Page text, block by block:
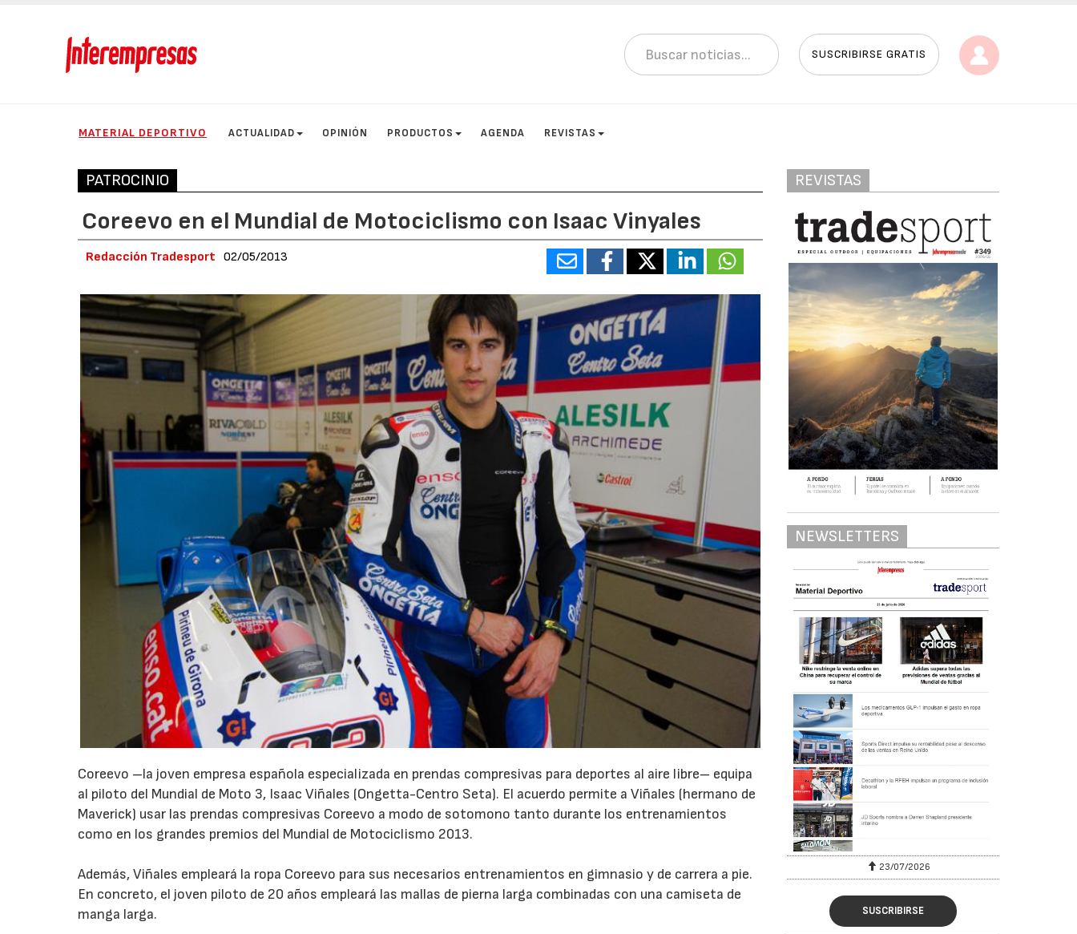
SUSCRIBIRSE GRATIS
MATERIAL DEPORTIVO ACTUALIDAD OPINIÓN PRODUCTOS AGENDA REVISTAS
PATROCINIO
Coreevo en el Mundial de Motociclismo con Isaac Vinyales
Redacción Tradesport 02/05/2013
Coreevo –la joven empresa española especializada en prendas compresivas para deportes al aire libre– equipa
al piloto del Mundial de Moto 3, Isaac Viñales (Ongetta-Centro Seta). El acuerdo permite a Viñales (hermano de
Maverick) usar las prendas compresivas Coreevo a modo de sotomono tanto durante los entrenamientos
como en los grandes premios del Mundial de Motociclismo 2013.
Además, Viñales empleará la ropa Coreevo para sus necesarios entrenamientos en gimnasio y de carrera a pie.
En concreto, el joven piloto de 20 años empleará las mallas de pierna larga combinadas con una camiseta de
manga larga.
REVISTAS
NEWSLETTERS
23/07/2026 23/07/2026
SUSCRIBIRSE